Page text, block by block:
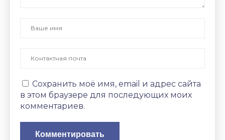
Сохранить моё имя, email и адрес сайта
в этом браузере для последующих моих
комментариев.